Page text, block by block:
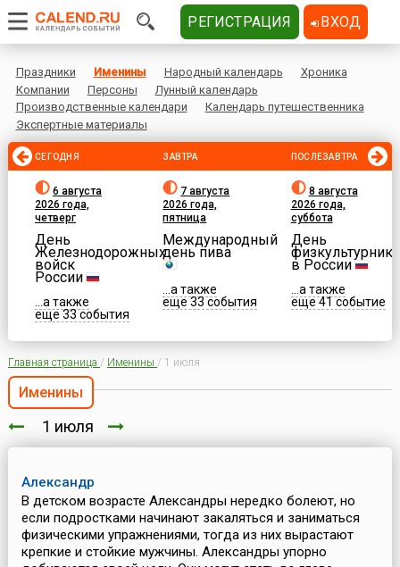
Праздники Именины Народный календарь
Хроника
Компании
Персоны
Лунный календарь
Производственные календари
Календарь путешественника
Экспертные материалы
СЕГОДНЯ
6 августа
2026 года,
четверг
День
Железнодорожных
войск
России
...а также
еще 33 события
ЗАВТРА
7 августа
2026 года,
пятница
Международный
день пива
...а также
еще 33 события
ПОСЛЕЗАВТРА
8 августа
2026 года,
суббота
День
физкультурника
в России
...а также
еще 41 событие
Главная страница / Именины / 1 июля
Именины
1 июля
Александр
В детском возрасте Александры нередко болеют, но
если подростками начинают закаляться и заниматься
физическими упражнениями, тогда из них вырастают
крепкие и стойкие мужчины. Александры упорно
РЕГИСТРАЦИЯ ВХОД